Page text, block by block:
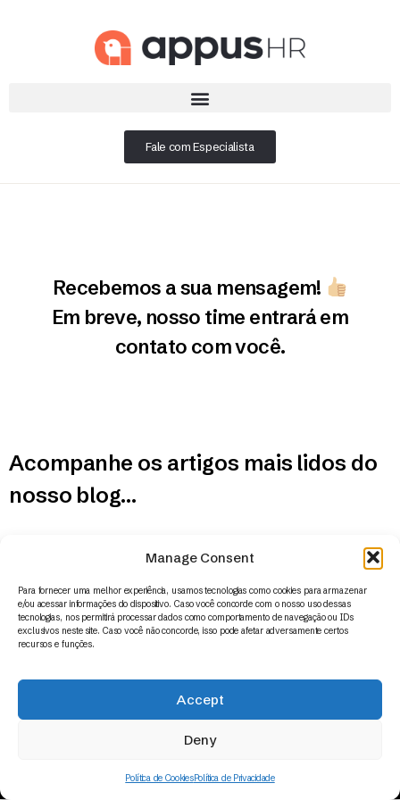
Manage Consent
Para fornecer uma melhor experiência, usamos tecnologias como cookies para armazenar
e/ou acessar informações do dispositivo. Caso você concorde com o nosso uso dessas
tecnologias, nos permitirá processar dados como comportamento de navegação ou IDs
exclusivos neste site. Caso você não concorde, isso pode afetar adversamente certos
recursos e funções.
Accept
Deny
Política de CookiesPolítica de Privacidade
Fale com Especialista
Recebemos a sua mensagem!
Em breve, nosso time entrará em
contato com você.
Acompanhe os artigos mais lidos do
nosso blog…
© 2014 – 2026 | Appus HR Analytics – www.appus.com –